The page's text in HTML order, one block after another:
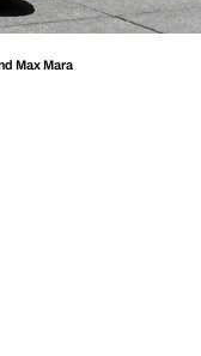
Max Mara